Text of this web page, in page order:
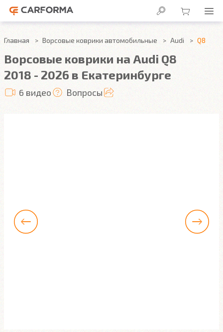
Главная Ворсовые коврики автомобильные Audi Q8
Ворсовые коврики на Audi Q8
2018 - 2026 в Екатеринбурге
6 видео Вопросы